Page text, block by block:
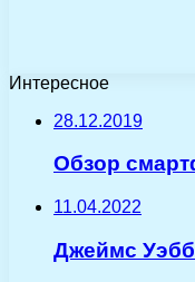
Интересное
28.12.2019
Обзор
11.04.2022
Джеймс Уэбб